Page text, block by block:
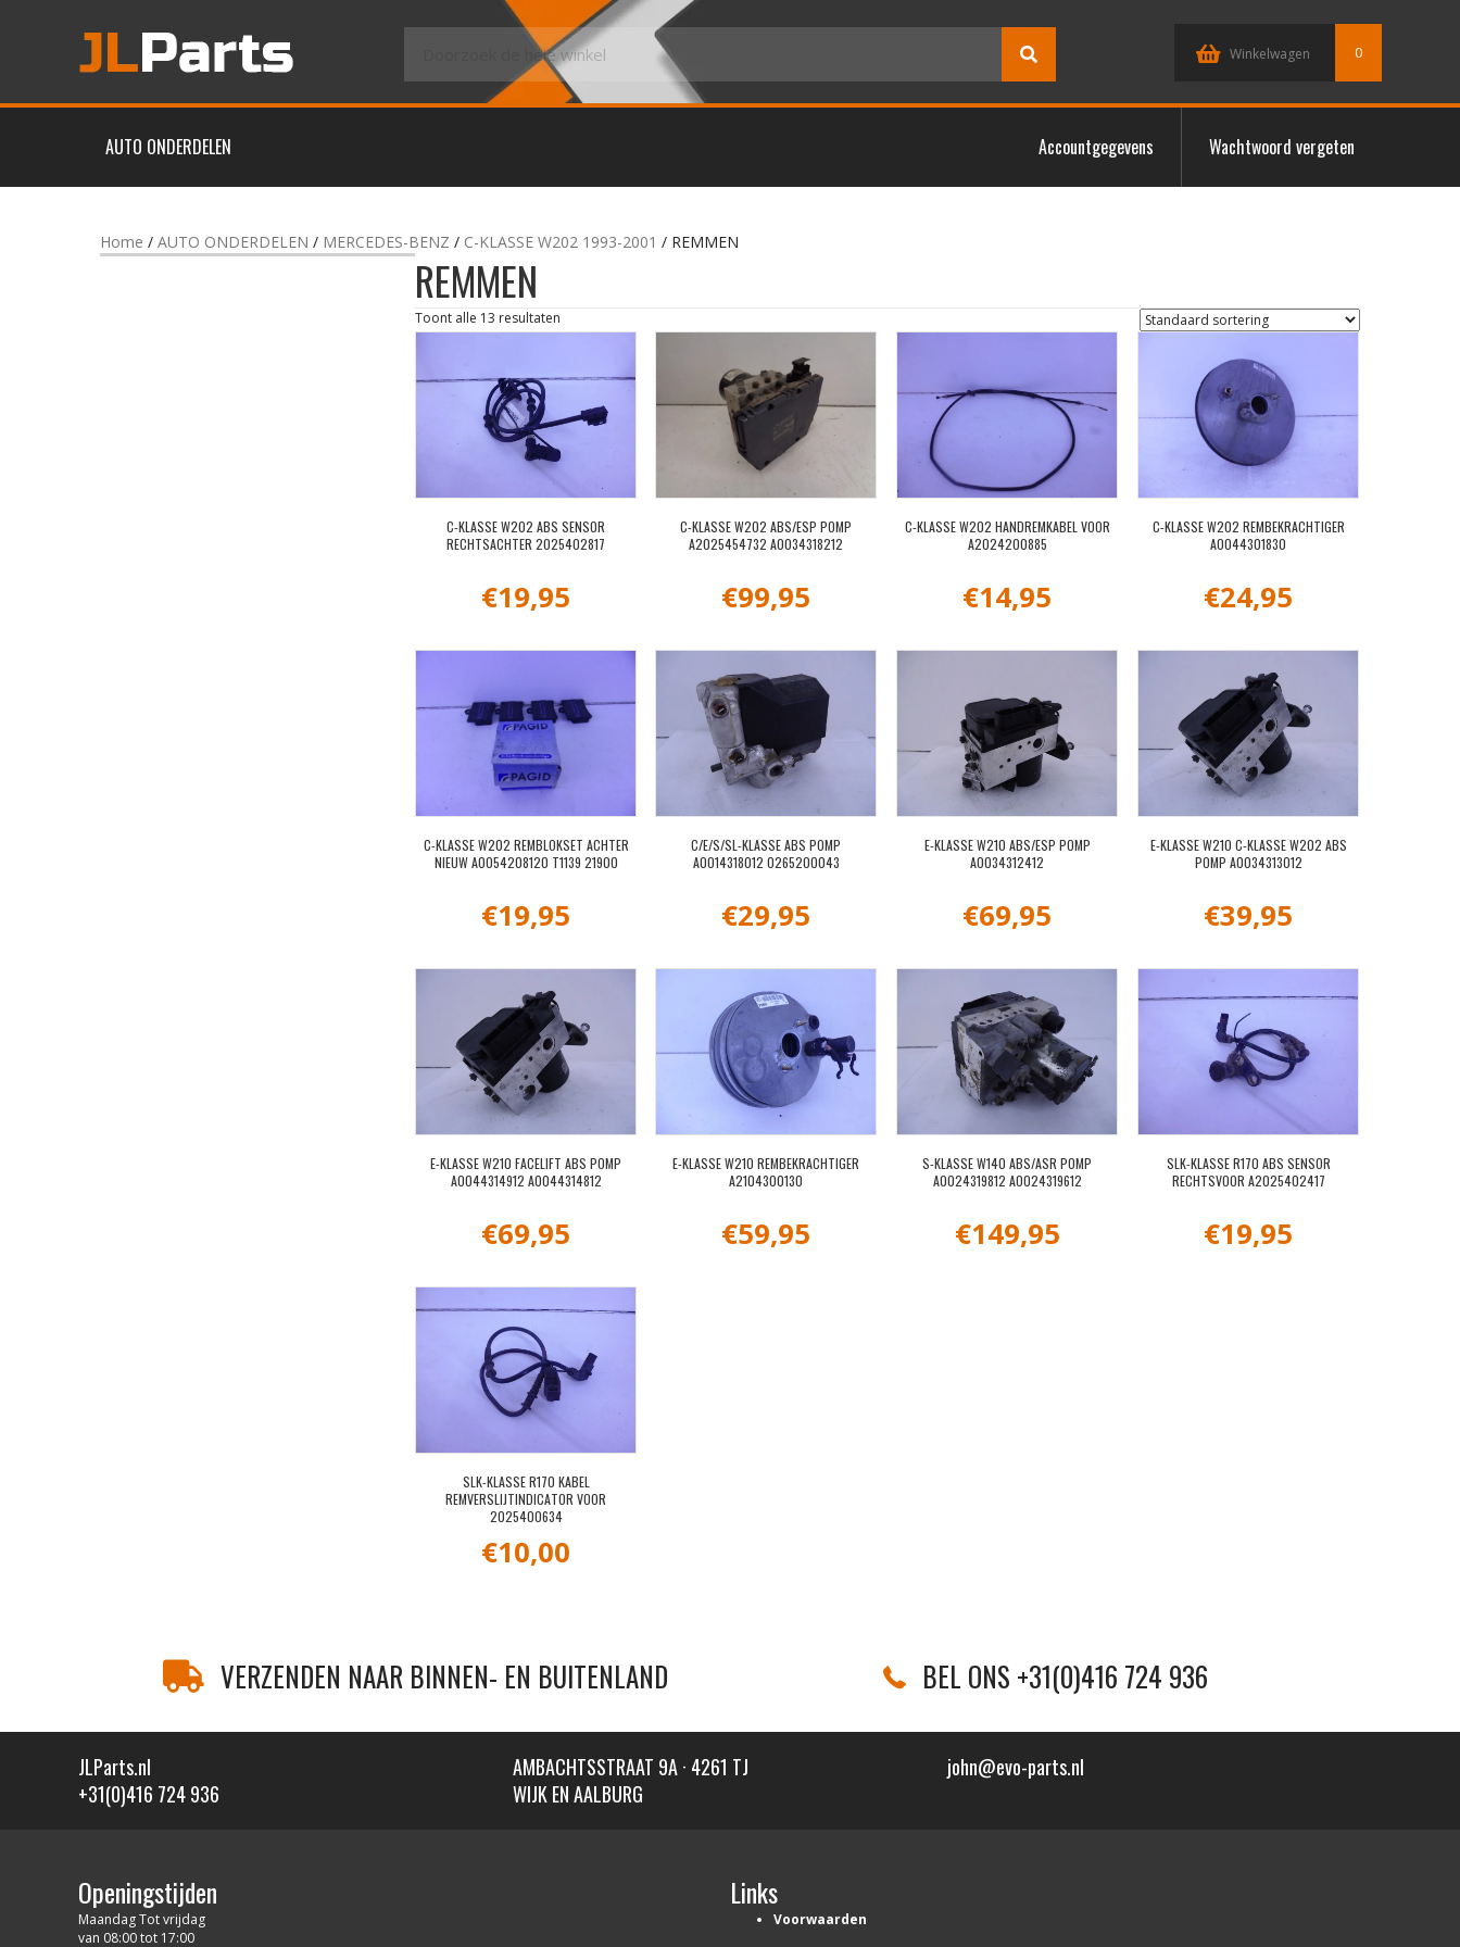
Winkelwagen 0
AUTO ONDERDELEN Accountgegevens Wachtwoord vergeten
Home / AUTO ONDERDELEN / MERCEDES-BENZ / C-KLASSE W202 1993-2001 / REMMEN
REMMEN
Toont alle 13 resultaten
C-KLASSE W202 ABS SENSOR
RECHTSACHTER 2025402817
€19,95
C-KLASSE W202 ABS/ESP POMP
A2025454732 A0034318212
€99,95
C-KLASSE W202 HANDREMKABEL VOOR
A2024200885
€14,95
C-KLASSE W202 REMBEKRACHTIGER
A0044301830
€24,95
C-KLASSE W202 REMBLOKSET ACHTER
NIEUW A0054208120 T1139 21900
€19,95
C/E/S/SL-KLASSE ABS POMP
A0014318012 0265200043
€29,95
E-KLASSE W210 ABS/ESP POMP
A0034312412
€69,95
E-KLASSE W210 C-KLASSE W202 ABS
POMP A0034313012
€39,95
E-KLASSE W210 FACELIFT ABS POMP
A0044314912 A0044314812
€69,95
E-KLASSE W210 REMBEKRACHTIGER
A2104300130
€59,95
S-KLASSE W140 ABS/ASR POMP
A0024319812 A0024319612
€149,95
SLK-KLASSE R170 ABS SENSOR
RECHTSVOOR A2025402417
€19,95
SLK-KLASSE R170 KABEL
REMVERSLIJTINDICATOR VOOR
2025400634
€10,00
VERZENDEN NAAR BINNEN- EN BUITENLAND BEL ONS +31(0)416 724 936
JLParts.nl
+31(0)416 724 936
AMBACHTSSTRAAT 9A · 4261 TJ
WIJK EN AALBURG
john@evo-parts.nl
Openingstijden
Maandag Tot vrijdag
van 08:00 tot 17:00
Links
Voorwaarden